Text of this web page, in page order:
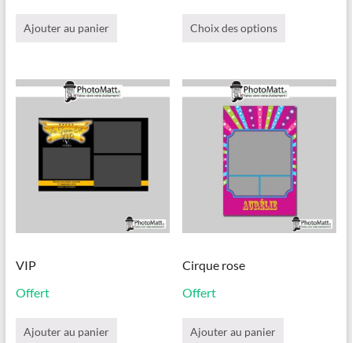
Ajouter au panier Choix des options
Les
options
peuvent
être
choisies
sur
la
page
du
produit
VIP
Offert
Ajouter au panier
Cirque rose
Offert
Ajouter au panier